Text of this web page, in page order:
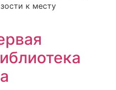
к месту